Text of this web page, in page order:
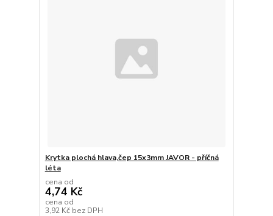
Krytka plochá hlava,čep 15x3mm JAVOR - příčná
léta
cena od
4,74 Kč
cena od
3,92 Kč bez DPH